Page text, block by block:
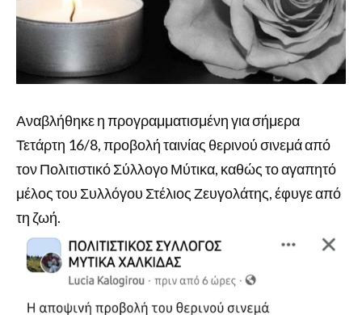
Αναβλήθηκε η προγραμματισμένη για σήμερα
Τετάρτη 16/8, προβολή ταινίας θερινού σινεμά από
τον Πολιτιστικό Σύλλογο Μύτικα, καθώς το αγαπητό
μέλος του Συλλόγου Στέλιος Ζευγολάτης, έφυγε από
τη ζωή.